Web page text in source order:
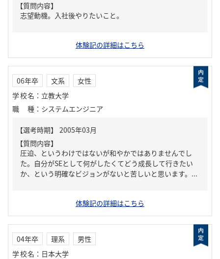
【質問内容】
志望動機。入社後やりたいこと。
体験記の詳細はこちら
06年卒 文系
女性
学校名 ： 立教大学
職種 ： システムエンジニア
【質問内容】
圧迫、というわけではないが和やかではありませんでし
た。自分がSEとして何がしたくてどう成長して行きたい
か、という明確なビジョンがないと苦しいと思います。...
体験記の詳細はこちら
04年卒 理系
男性
学校名 ： 日本大学